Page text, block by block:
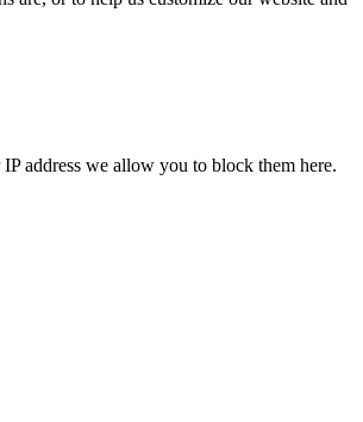
address we allow you to block them here.